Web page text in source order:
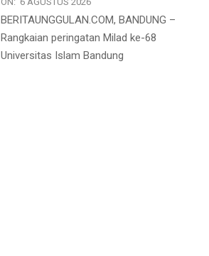
BERITAUNGGULAN.COM, BANDUNG –
Rangkaian peringatan Milad ke-68
Universitas Islam Bandung